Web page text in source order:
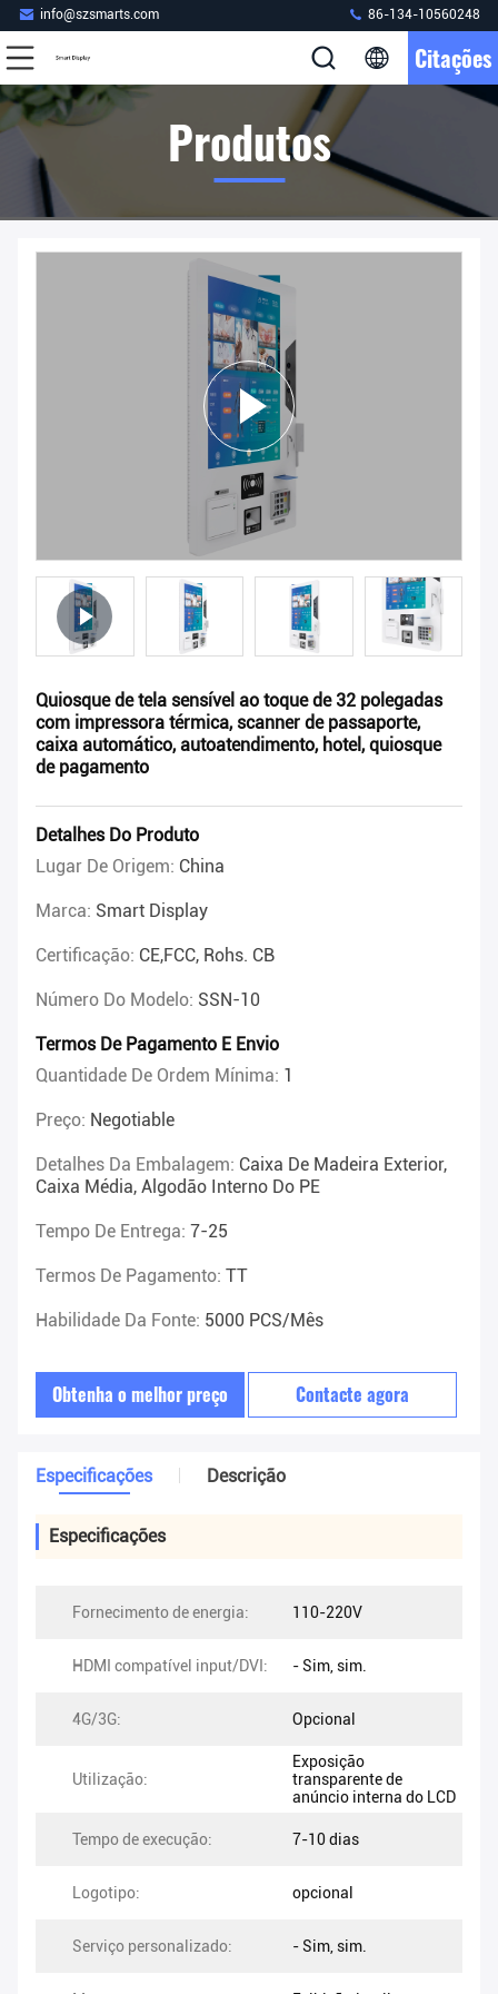
info@szsmarts.com 86-134-10560248
Citações
Produtos
Quiosque de tela sensível ao toque de 32 polegadas
com impressora térmica, scanner de passaporte,
caixa automático, autoatendimento, hotel, quiosque
de pagamento
Detalhes Do Produto
Lugar De Origem: China
Marca: Smart Display
Certificação: CE,FCC, Rohs. CB
Número Do Modelo: SSN-10
Termos De Pagamento E Envio
Quantidade De Ordem Mínima: 1
Preço: Negotiable
Detalhes Da Embalagem: Caixa De Madeira Exterior,
Caixa Média, Algodão Interno Do PE
Tempo De Entrega: 7-25
Termos De Pagamento: TT
Habilidade Da Fonte: 5000 PCS/Mês
Obtenha o melhor preço Contacte agora
Especificações Descrição
Especificações
Fornecimento de energia: 110-220V
HDMI compatível input/DVI: - Sim, sim.
4G/3G: Opcional
Utilização:
Exposição
transparente de
anúncio interna do LCD
Tempo de execução: 7-10 dias
Logotipo: opcional
Serviço personalizado: - Sim, sim.